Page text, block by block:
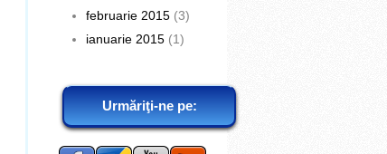
februarie 2015 (3)
ianuarie 2015 (1)
Urmăriţi-ne pe: